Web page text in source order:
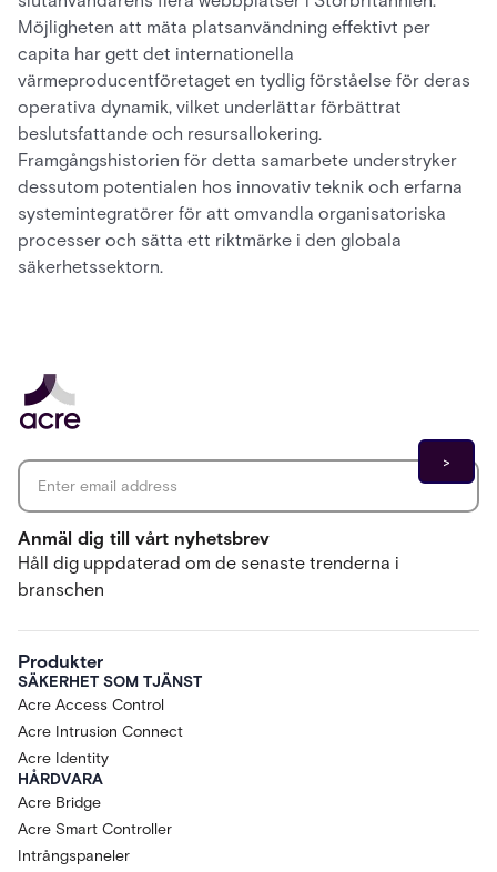
Möjligheten att mäta platsanvändning effektivt per
capita har gett det internationella
värmeproducentföretaget en tydlig förståelse för deras
operativa dynamik, vilket underlättar förbättrat
beslutsfattande och resursallokering.
Framgångshistorien för detta samarbete understryker
dessutom potentialen hos innovativ teknik och erfarna
systemintegratörer för att omvandla organisatoriska
processer och sätta ett riktmärke i den globala
säkerhetssektorn.
Anmäl dig till vårt nyhetsbrev
Håll dig uppdaterad om de senaste trenderna i
branschen
Produkter
SÄKERHET SOM TJÄNST
Acre Access Control
Acre Intrusion Connect
Acre Identity
HÅRDVARA
Acre Bridge
Acre Smart Controller
Intrångspaneler